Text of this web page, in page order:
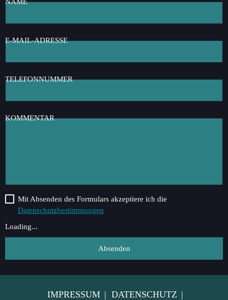
E-MAIL-ADRESSE
TELEFONNUMMER
KOMMENTAR
Mit Absenden des Formulars akzeptiere ich die
Datenschutzbestimmungen
Loading...
IMPRESSUM
DATENSCHUTZ